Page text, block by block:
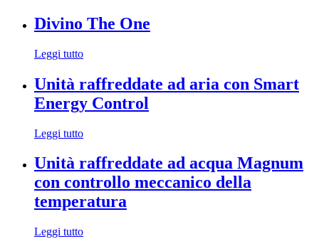
Divino The One
Leggi tutto
Unità raffreddate ad aria con Smart
Energy Control
Leggi tutto
Unità raffreddate ad acqua Magnum
con controllo meccanico della
temperatura
Leggi tutto